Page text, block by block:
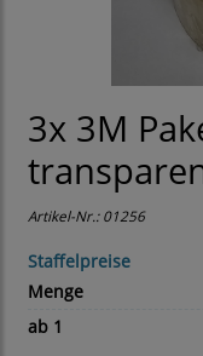
3x 3M
Artikel-Nr.:01256
Staffelpreise
Menge
ab 1